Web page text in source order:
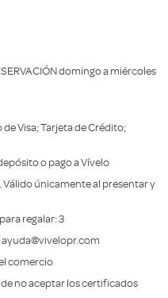
domingo a miércoles
de Visa; Tarjeta de Crédito;
o pago a Vívelo
Válido únicamente al presentar y
regalar: 3
ayuda@vivelopr.com
comercio
no aceptar los certificados